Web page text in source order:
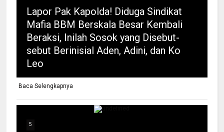
Lapor Pak Kapolda! Diduga Sindikat
Mafia BBM Berskala Besar Kembali
Beraksi, Inilah Sosok yang Disebut-
sebut Berinisial Aden, Adini, dan Ko
Leo
Baca Selengkapnya
5